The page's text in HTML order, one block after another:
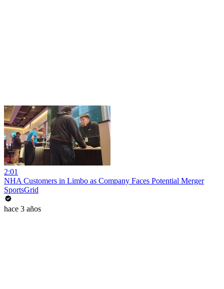
2:01
NHA Customers in Limbo as Company Faces Potential Merger
SportsGrid
hace 3 años